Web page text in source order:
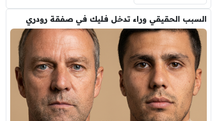
السبب الحقيقي وراء تدخل فليك في صفقة رودري